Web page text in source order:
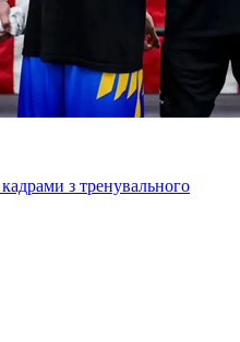
з тренувального